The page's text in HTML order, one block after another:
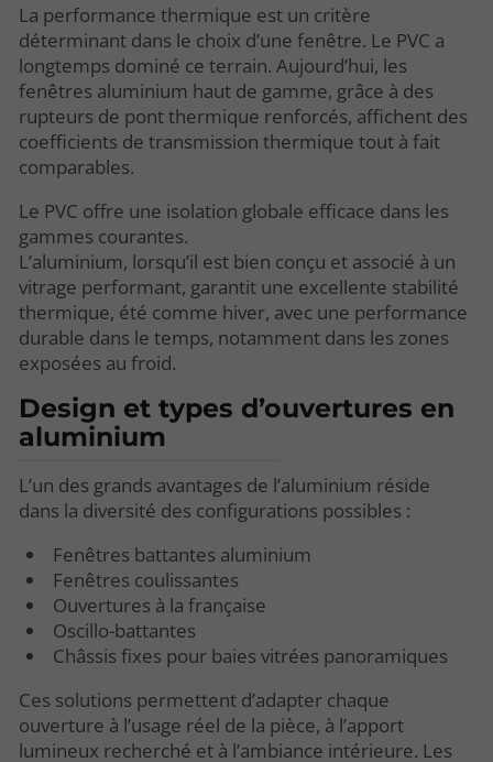
La performance thermique est un critère
déterminant dans le choix d’une fenêtre. Le PVC a
longtemps dominé ce terrain. Aujourd’hui, les
fenêtres aluminium haut de gamme, grâce à des
rupteurs de pont thermique renforcés, affichent des
coefficients de transmission thermique tout à fait
comparables.
Le PVC offre une isolation globale efficace dans les
gammes courantes.
L’aluminium, lorsqu’il est bien conçu et associé à un
vitrage performant, garantit une excellente stabilité
thermique, été comme hiver, avec une performance
durable dans le temps, notamment dans les zones
exposées au froid.
Design et types d’ouvertures en
aluminium
L’un des grands avantages de l’aluminium réside
dans la diversité des configurations possibles :
Fenêtres battantes aluminium
Fenêtres coulissantes
Ouvertures à la française
Oscillo-battantes
Châssis fixes pour baies vitrées panoramiques
Ces solutions permettent d’adapter chaque
ouverture à l’usage réel de la pièce, à l’apport
lumineux recherché et à l’ambiance intérieure. Les